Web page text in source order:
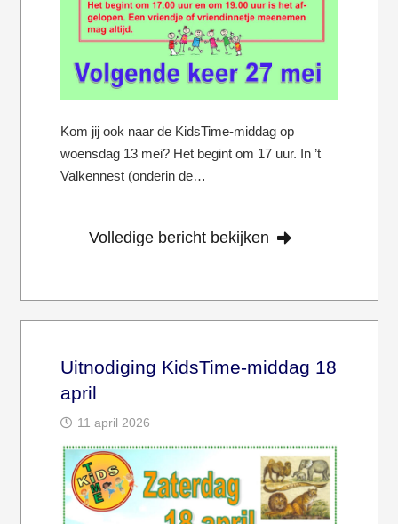
Kom jij ook naar de KidsTime-middag op
woensdag 13 mei? Het begint om 17 uur. In ’t
Valkennest (onderin de…
Volledige bericht bekijken
Uitnodiging KidsTime-middag 18
april
11 april 2026